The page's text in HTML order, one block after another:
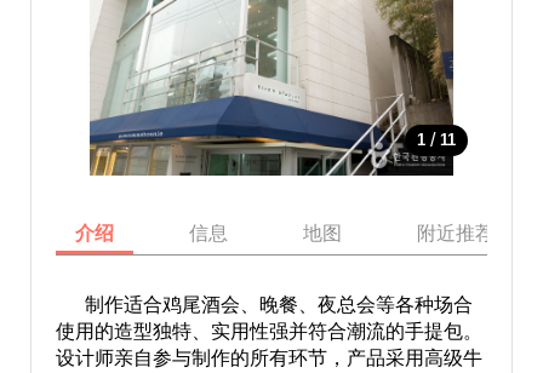
1 / 11
介绍 信息 地图 附近推荐景点
制作适合鸡尾酒会、晚餐、夜总会等各种场合
使用的造型独特、实用性强并符合潮流的手提包。
设计师亲自参与制作的所有环节，产品采用高级牛